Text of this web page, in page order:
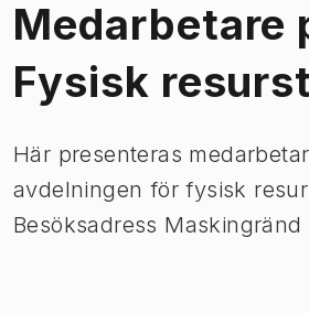
Medarbetare
Fysisk
Här presenteras
avdelningen för fysisk
Besöksadress Maskingränd